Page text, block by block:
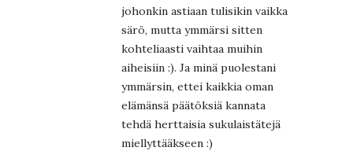
johonkin astiaan tulisikin vaikka
särö, mutta ymmärsi sitten
kohteliaasti vaihtaa muihin
aiheisiin :). Ja minä puolestani
ymmärsin, ettei kaikkia oman
elämänsä päätöksiä kannata
tehdä herttaisia sukulaistätejä
miellyttääkseen :)